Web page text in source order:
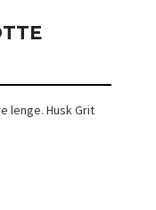
lenge. Husk Grit